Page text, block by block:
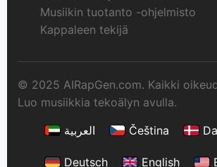
Musiikin tuotanto -ohjelmisto
Kappaleen tekijä
© 2025 AIRapGen.com. Kaikki
Luo musiikkia tekoälyn avulla.
العربية
Čeština
Deutsch English